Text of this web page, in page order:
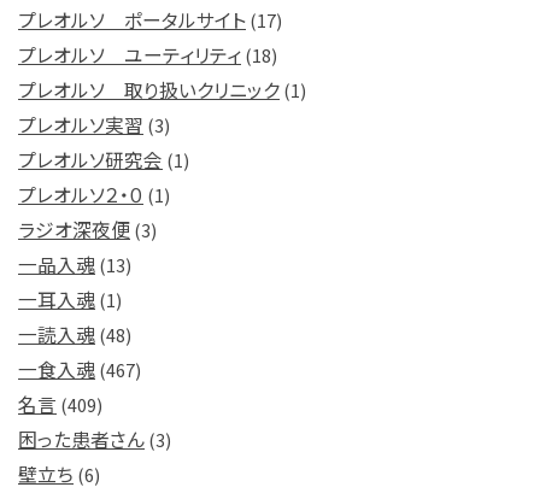
プレオルソ ポータルサイト(17)
プレオルソ ユーティリティ(18)
プレオルソ 取り扱いクリニック(1)
プレオルソ実習 (3)
プレオルソ研究会 (1)
プレオルソ２・０ (1)
ラジオ深夜便(3)
一品入魂(13)
一耳入魂(1)
一読入魂(48)
一食入魂(467)
名言 (409)
困った患者さん(3)
壁立ち (6)